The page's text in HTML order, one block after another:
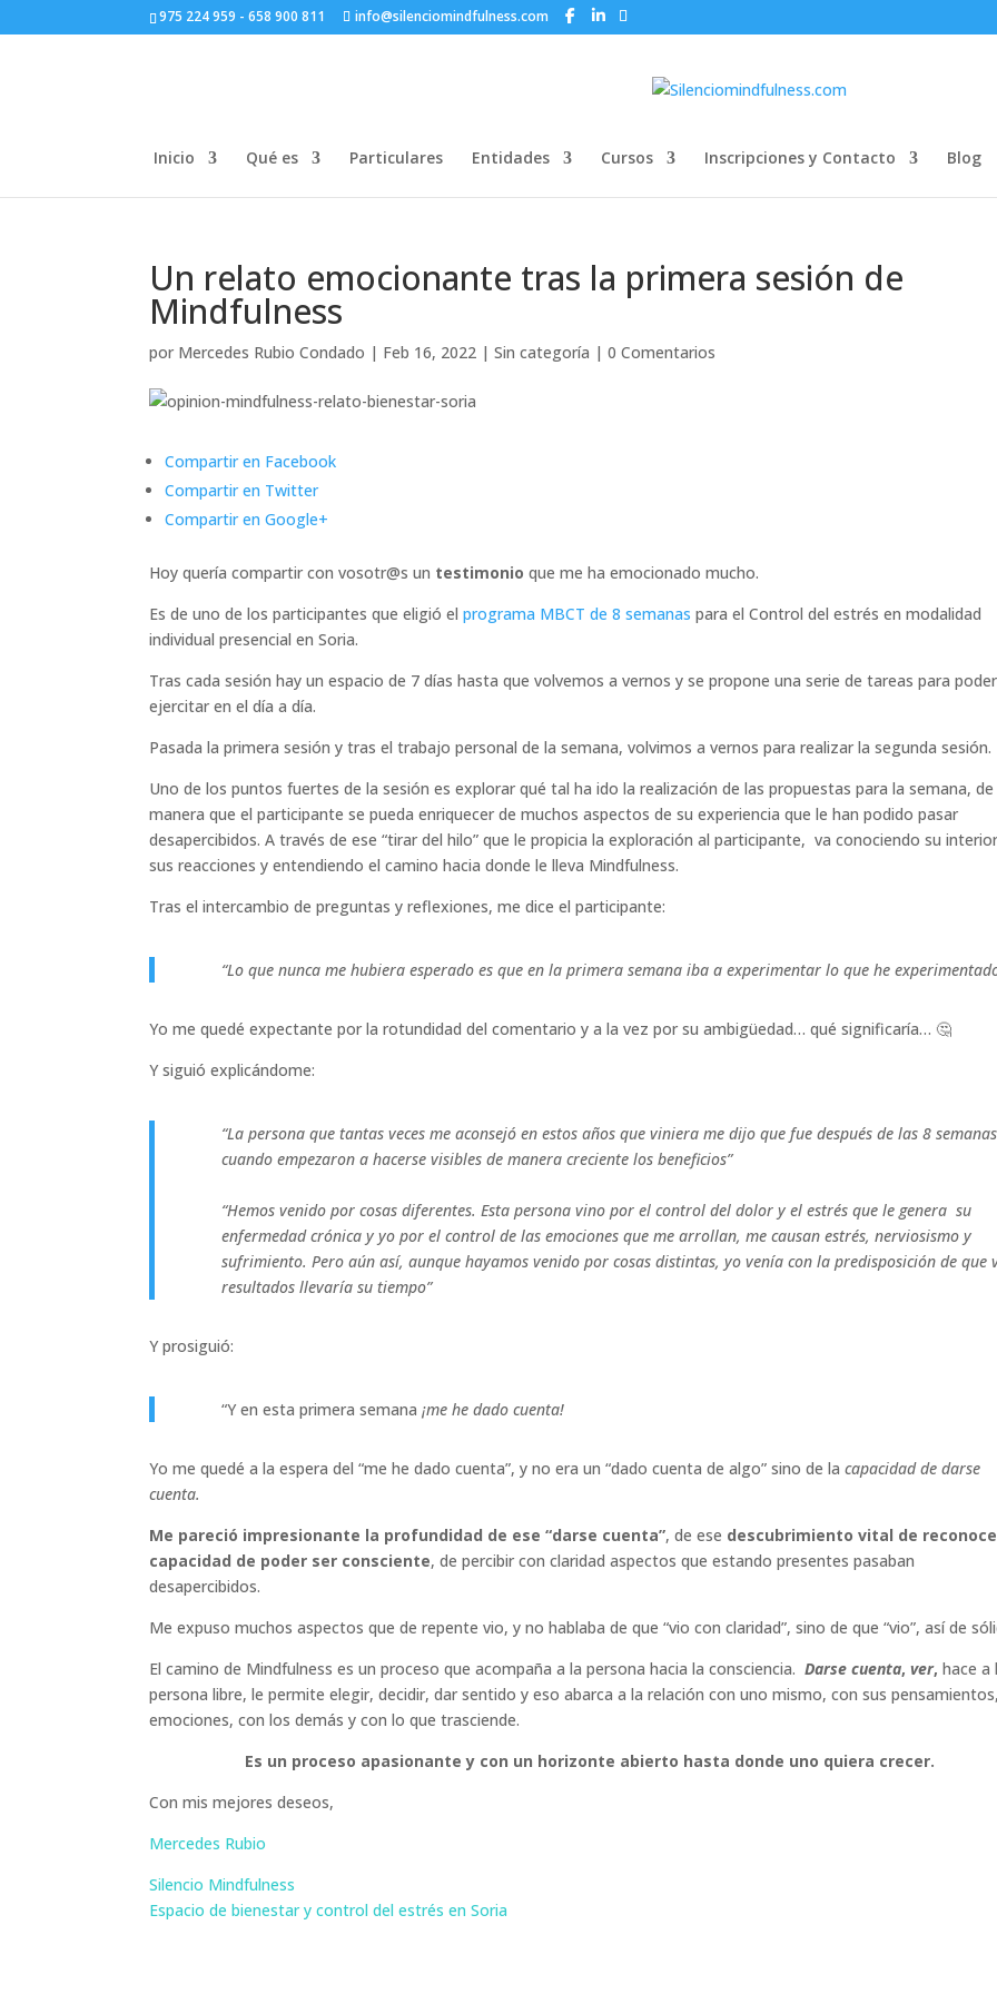
975 224 959 - 658 900 811 info@silenciomindfulness.com
Inicio Qué es Particulares Entidades Cursos Inscripciones y Contacto Blog
Un relato emocionante tras la primera sesión de
Mindfulness
por Mercedes Rubio Condado | Feb 16, 2022 |Sin categoría |0 Comentarios
Compartir en Facebook
Compartir en Twitter
Compartir en Google+
Hoy quería compartir con vosotr@s un testimonio que me ha emocionado mucho.
Es de uno de los participantes que eligió elprograma MBCT de 8 semanas para el Control del estrés en modalidad
individual presencial en Soria.
Tras cada sesión hay un espacio de 7 días hasta que volvemos a vernos y se propone una serie de tareas para poder
ejercitar en el día a día.
Pasada la primera sesión y tras el trabajo personal de la semana, volvimos a vernos para realizar la segunda sesión.
Uno de los puntos fuertes de la sesión es explorar qué tal ha ido la realización de las propuestas para la semana, de
manera que el participante se pueda enriquecer de muchos aspectos de su experiencia que le han podido pasar
desapercibidos. A través de ese “tirar del hilo” que le propicia la exploración al participante, va conociendo su
sus reacciones y entendiendo el camino hacia donde le lleva Mindfulness.
Tras el intercambio de preguntas y reflexiones, me dice el participante:
“Lo que nunca me hubiera esperado es que en la primera semana iba a experimentar lo que he
Yo me quedé expectante por la rotundidad del comentario y a la vez por su ambigüedad… qué significaría… 🤔
Y siguió explicándome:
“La persona que tantas veces me aconsejó en estos años que viniera me dijo que fue después de las 8 semanas
cuando empezaron a hacerse visibles de manera creciente los beneficios”
“Hemos venido por cosas diferentes. Esta persona vino por el control del dolor y el estrés que le genera su
enfermedad crónica y yo por el control de las emociones que me arrollan, me causan estrés, nerviosismo y
sufrimiento. Pero aún así, aunque hayamos venido por cosas distintas, yo venía con la predisposición de que
resultados llevaría su tiempo”
Y prosiguió:
“Y en esta primera semana¡me he dado cuenta!
Yo me quedé a la espera del “me he dado cuenta”, y no era un “dado cuenta de algo” sino de lacapacidad de darse
cuenta.
Me pareció impresionante la profundidad de ese “darse cuenta”, de ese descubrimiento vital de
capacidad de poder ser consciente, de percibir con claridad aspectos que estando presentes pasaban
desapercibidos.
Me expuso muchos aspectos que de repente vio, y no hablaba de que “vio con claridad”, sino de que “vio”, así de
El camino de Mindfulness es un proceso que acompaña a la persona hacia la consciencia. Darse cuenta,ver, hace a
persona libre, le permite elegir, decidir, dar sentido y eso abarca a la relación con uno mismo, con sus pensamientos,
emociones, con los demás y con lo que trasciende.
Es un proceso apasionante y con un horizonte abierto hasta donde uno quiera crecer.
Con mis mejores deseos,
Mercedes Rubio
Silencio Mindfulness
Espacio de bienestar y control del estrés en Soria